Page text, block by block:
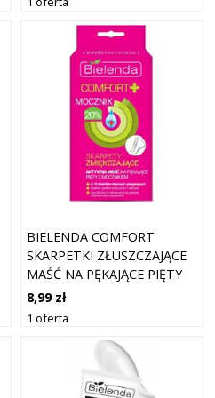
BIELENDA COMFORT
SKARPETKI ZŁUSZCZAJĄCE
MAŚĆ NA PĘKAJĄCE PIĘTY
MOCZNIK 2SZT
8,99 zł
1 oferta